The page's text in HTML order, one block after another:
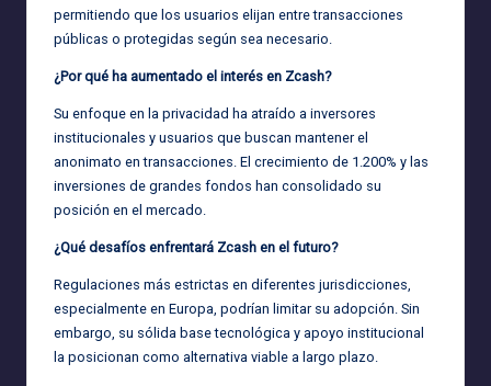
permitiendo que los usuarios elijan entre transacciones
públicas o protegidas según sea necesario.
¿Por qué ha aumentado el interés en Zcash?
Su enfoque en la privacidad ha atraído a inversores
institucionales y usuarios que buscan mantener el
anonimato en transacciones. El crecimiento de 1.200% y las
inversiones de grandes fondos han consolidado su
posición en el mercado.
¿Qué desafíos enfrentará Zcash en el futuro?
Regulaciones más estrictas en diferentes jurisdicciones,
especialmente en Europa, podrían limitar su adopción. Sin
embargo, su sólida base tecnológica y apoyo institucional
la posicionan como alternativa viable a largo plazo.